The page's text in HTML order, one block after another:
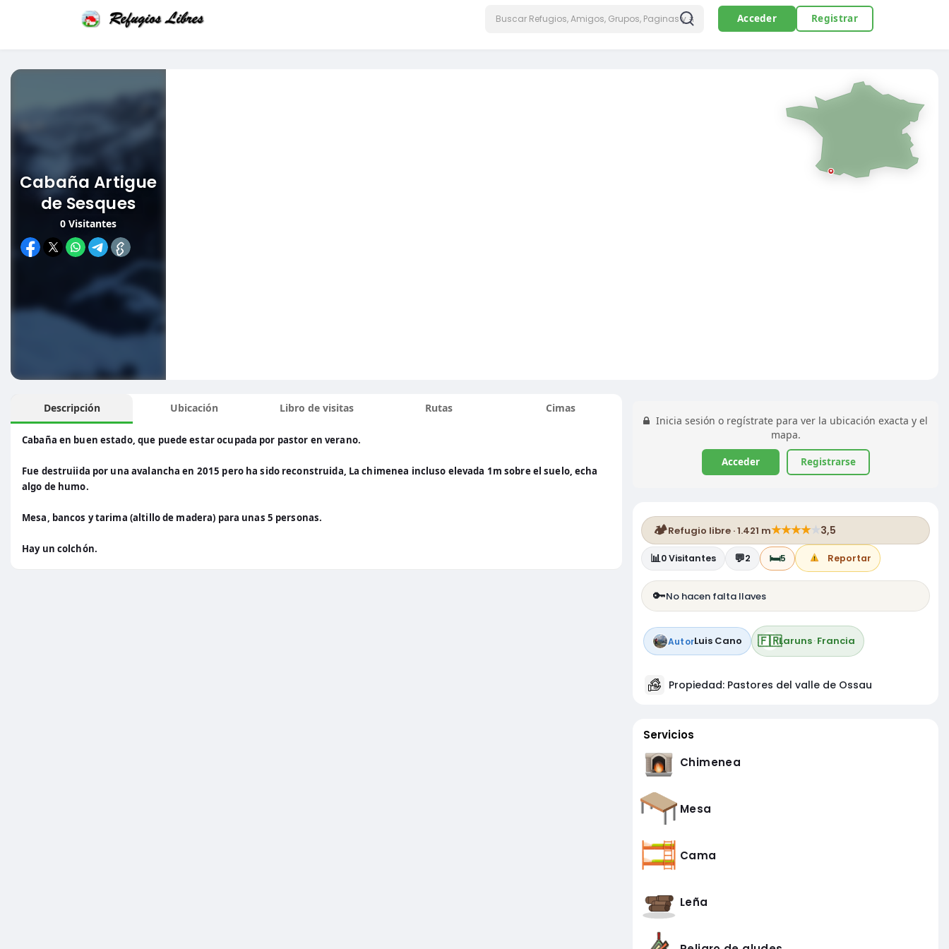
Acceder Registrar
Cabaña Artigue
de Sesques
0 Visitantes
Descripción
Cabaña en buen estado, que puede estar ocupada por pastor en verano.
Fue destruiida por una avalancha en 2015 pero ha sido reconstruida, La chimenea incluso elevada 1m sobre el suelo, echa
algo de humo.
Mesa, bancos y tarima (altillo de madera) para unas 5 personas.
Hay un colchón.
Ubicación Libro de visitas Rutas
Cimas
Inicia sesión o regístrate para ver la ubicación exacta y el
mapa.
Acceder Registrarse
🏕️Refugio libre · 1.421 m★★★★★3,5
📊0Visitantes 💬2 🛏️5 Reportar
🔑No hacen falta llaves
AutorLuis Cano 🇫🇷Laruns·Francia
Propiedad: Pastores del valle de Ossau
Servicios
Chimenea
Mesa
Cama
Leña